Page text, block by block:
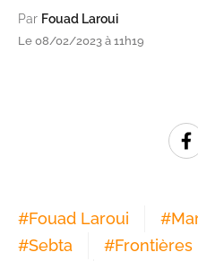
Par Fouad Laroui
Le 08/02/2023 à 11h19
#Fouad Laroui #
#Sebta #Frontières